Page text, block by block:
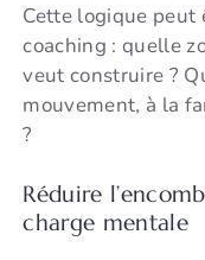
Cette logique peut
coaching : quelle
veut construire ?
mouvement, à la
?
Réduire
charge mentale